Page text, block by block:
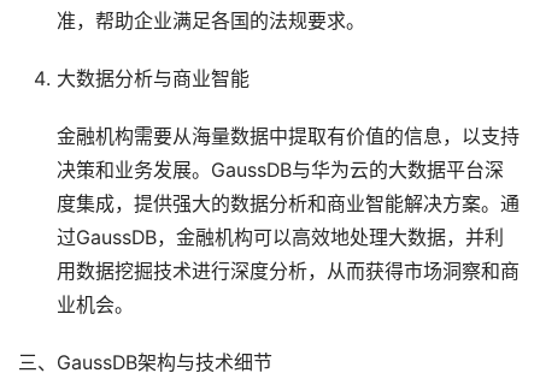
准，帮助企业满足各国的法规要求。
大数据分析与商业智能
金融机构需要从海量数据中提取有价值的信息，以支持
决策和业务发展。GaussDB与华为云的大数据平台深
度集成，提供强大的数据分析和商业智能解决方案。通
过GaussDB，金融机构可以高效地处理大数据，并利
用数据挖掘技术进行深度分析，从而获得市场洞察和商
业机会。
三、GaussDB架构与技术细节